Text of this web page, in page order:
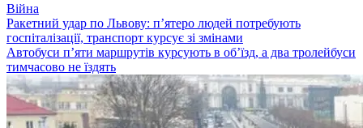
Війна
Ракетний удар по Львову: п’ятеро людей потребують
госпіталізації, транспорт курсує зі змінами
Автобуси п’яти маршрутів курсують в об’їзд, а два тролейбуси
тимчасово не їздять